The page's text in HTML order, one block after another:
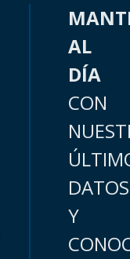
AL
DÍA
CON
DATOS
Y